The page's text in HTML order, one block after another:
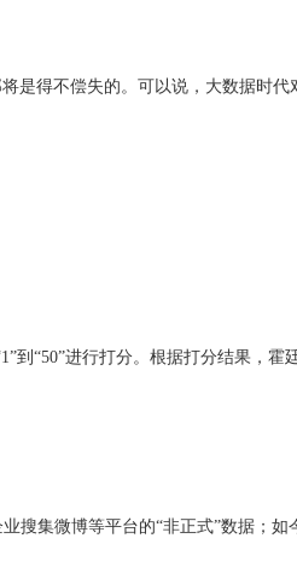
是得不偿失的。可以说，大数据时代
到“50”进行打分。根据打分结果，霍
搜集微博等平台的“非正式”数据；如